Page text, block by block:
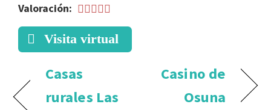
Valoración:
Visita virtual
Casas
rurales Las
Casino de
Osuna